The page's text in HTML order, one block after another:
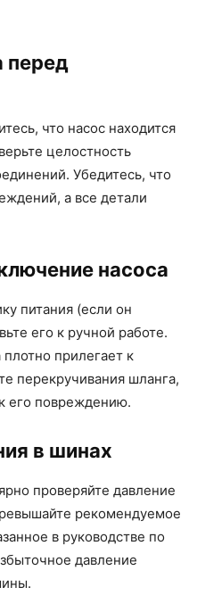
перед
что насос находится
целостность
Убедитесь, что
а все детали
насоса
питания (если он
его к ручной работе.
прилегает к
перекручивания шланга,
его повреждению.
в шинах
проверяйте давление
рекомендуемое
в руководстве по
давление